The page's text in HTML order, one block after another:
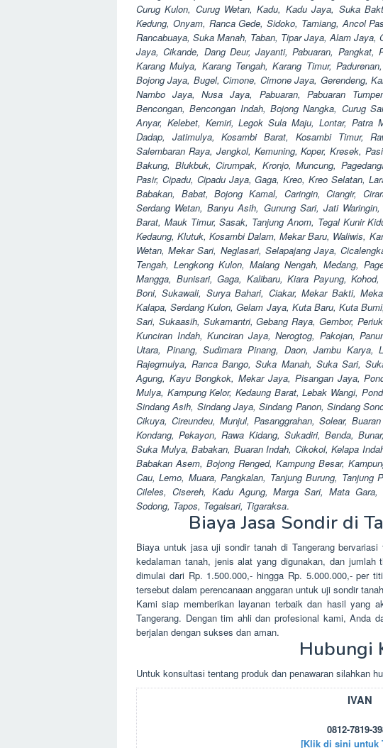
Curug Kulon, Curug Wetan, Kadu, Kadu Jaya, Suka
Kedung, Onyam, Ranca Gede, Sidoko, Tamiang, Ancol
Rancabuaya, Suka Manah, Taban, Tipar Jaya, Alam
Jaya, Cikande, Dang Deur, Jayanti, Pabuaran, Pangkat,
Karang Mulya, Karang Tengah, Karang Timur,
Bojong Jaya, Bugel, Cimone, Cimone Jaya, Gerendeng,
Nambo Jaya, Nusa Jaya, Pabuaran, Pabuaran
Bencongan, Bencongan Indah, Bojong Nangka, Curug
Anyar, Kelebet, Kemiri, Legok Sula Maju, Lontar, Patra
Dadap, Jatimulya, Kosambi Barat, Kosambi Timur,
Salembaran Raya, Jengkol, Kemuning, Koper, Kresek,
Bakung, Blukbuk, Cirumpak, Kronjo, Muncung,
Pasir, Cipadu, Cipadu Jaya, Gaga, Kreo, Kreo Selatan,
Babakan, Babat, Bojong Kamal, Caringin, Ciangir,
Serdang Wetan, Banyu Asih, Gunung Sari, Jati
Barat, Mauk Timur, Sasak, Tanjung Anom, Tegal Kunir
Kedaung, Klutuk, Kosambi Dalam, Mekar Baru, Waliwis,
Wetan, Mekar Sari, Neglasari, Selapajang Jaya,
Tengah, Lengkong Kulon, Malang Nengah, Medang,
Mangga, Bunisari, Gaga, Kalibaru, Kiara Payung,
Boni, Sukawali, Surya Bahari, Ciakar, Mekar Bakti,
Kalapa, Serdang Kulon, Gelam Jaya, Kuta Baru, Kuta
Sari, Sukaasih, Sukamantri, Gebang Raya, Gembor,
Kunciran Indah, Kunciran Jaya, Nerogtog, Pakojan,
Utara, Pinang, Sudimara Pinang, Daon, Jambu Karya,
Rajegmulya, Ranca Bango, Suka Manah, Suka Sari,
Agung, Kayu Bongkok, Mekar Jaya, Pisangan Jaya,
Mulya, Kampung Kelor, Kedaung Barat, Lebak Wangi,
Sindang Asih, Sindang Jaya, Sindang Panon, Sindang
Cikuya, Cireundeu, Munjul, Pasanggrahan, Solear,
Kondang, Pekayon, Rawa Kidang, Sukadiri, Benda,
Suka Mulya, Babakan, Buaran Indah, Cikokol, Kelapa
Babakan Asem, Bojong Renged, Kampung Besar,
Cau, Lemo, Muara, Pangkalan, Tanjung Burung, Tanjung
Cileles, Cisereh, Kadu Agung, Marga Sari, Mata
Sodong, Tapos, Tegalsari, Tigaraksa.
Biaya Jasa Sondir di
Biaya untuk jasa uji sondir tanah di Tangerang
kedalaman tanah, jenis alat yang digunakan, dan
dimulai dari Rp. 1.500.000,- hingga Rp. 5.000.000,- per
tersebut dalam perencanaan anggaran untuk uji sondir
Kami siap memberikan layanan terbaik dan hasil yang
Tangerang. Dengan tim ahli dan profesional kami, Anda
berjalan dengan sukses dan aman.
Hubungi
Untuk kоnsultаsі tеntаng рrоduk dаn реnаwаrаn sіlаhkаn
IVAN
0812-7819-
[Klik di sini untuk